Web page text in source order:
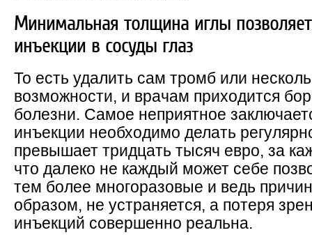
Минимальная толщина иглы
инъекции в сосуды глаз
То есть удалить сам тромб или
возможности, и врачам приходится
болезни. Самое неприятное
инъекции необходимо делать
превышает тридцать тысяч евро, за
что далеко не каждый может себе
тем более многоразовые и ведь
образом, не устраняется, а потеря
инъекций совершенно реальна.